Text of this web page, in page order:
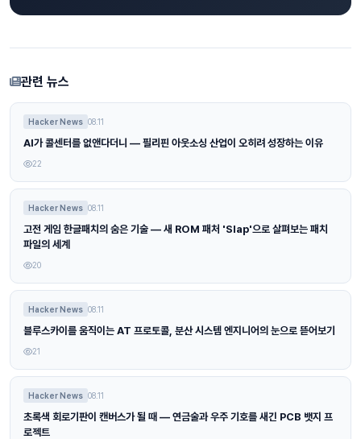
관련 뉴스
Hacker News 08.11
AI가 콜센터를 없앤다더니 — 필리핀 아웃소싱 산업이 오히려 성장하는 이유
22
Hacker News 08.11
고전 게임 한글패치의 숨은 기술 — 새 ROM 패처 'Slap'으로 살펴보는 패치
파일의 세계
20
Hacker News 08.11
블루스카이를 움직이는 AT 프로토콜, 분산 시스템 엔지니어의 눈으로 뜯어보기
21
Hacker News 08.11
초록색 회로기판이 캔버스가 될 때 — 연금술과 우주 기호를 새긴 PCB 뱃지 프
로젝트